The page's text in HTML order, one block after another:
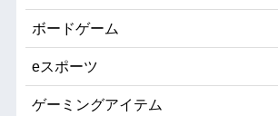
ボードゲーム
eスポーツ
ゲーミングアイテム